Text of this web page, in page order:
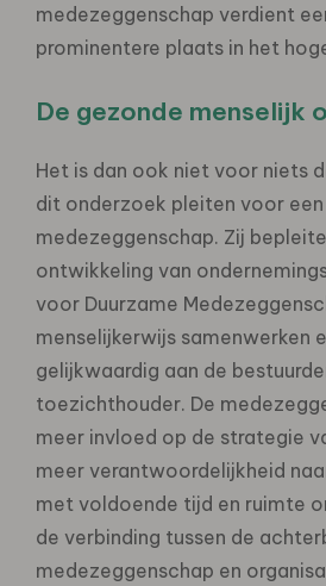
medezeggenschap verdient
prominentere plaats in het
De gezonde menselijk
Het is dan ook niet voor niets
dit onderzoek pleiten voor
medezeggenschap. Zij
ontwikkeling van
voor Duurzame
menselijkerwijs samenwerken
gelijkwaardig aan de
toezichthouder. De
meer invloed op de strategie
meer verantwoordelijkheid
met voldoende tijd en ruimte
de verbinding tussen de
medezeggenschap en